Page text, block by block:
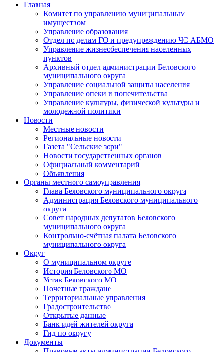
Главная
Комитет по управлению муниципальным
имуществом
Управление образования
Отдел по делам ГО и предупреждению ЧС АБМО
Управление жизнеобеспечения населенных
пунктов
Архивный отдел администрации Беловского
муниципального округа
Управление социальной защиты населения
Управление опеки и попечительства
Управление культуры, физической культуры и
молодежной политики
Новости
Местные новости
Региональные новости
Газета "Сельские зори"
Новости государственных органов
Официальный комментарий
Объявления
Органы местного самоуправления
Глава Беловского муниципального округа
Администрация Беловского муниципального
округа
Совет народных депутатов Беловского
муниципального округа
Контрольно-счётная палата Беловского
муниципального округа
Округ
О муниципальном округе
История Беловского МО
Устав Беловского МО
Почетные граждане
Территориальные управления
Градостроительство
Открытые данные
Банк идей жителей округа
Гид по округу
Документы